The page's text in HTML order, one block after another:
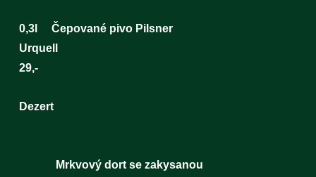
0,3l Čepované pivo Pilsner
29,-
Dezert
Mrkvový dort se zakysanou